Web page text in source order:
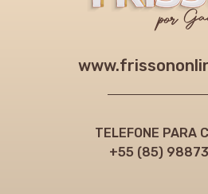
TELEFONE PARA
+55 (85)